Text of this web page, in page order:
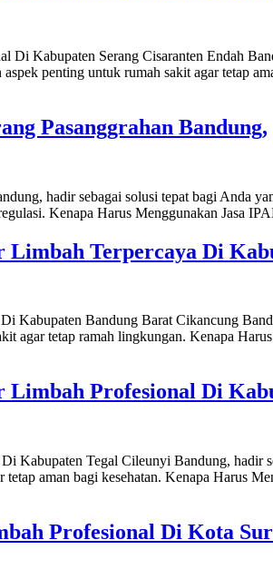
Kabupaten Serang Cisaranten Endah
penting untuk rumah sakit agar tetap
Pasanggrahan Bandung,
hadir sebagai solusi tepat bagi Anda
Kenapa Harus Menggunakan Jasa
Limbah Terpercaya Di
Kabupaten Bandung Barat Cikancung
agar tetap ramah lingkungan. Kenapa
Limbah Profesional Di
Kabupaten Tegal Cileunyi Bandung,
aman bagi kesehatan. Kenapa Harus
Profesional Di Kota